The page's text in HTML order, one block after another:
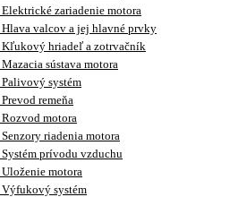
Elektrické zariadenie motora
Hlava valcov a jej hlavné prvky
Kľukový hriadeľ a zotrvačník
Mazacia sústava motora
Palivový systém
Prevod remeňa
Rozvod motora
Senzory riadenia motora
Systém prívodu vzduchu
Uloženie motora
Výfukový systém